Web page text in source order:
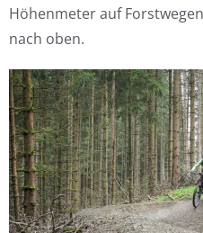
Höhenmeter auf
nach oben.